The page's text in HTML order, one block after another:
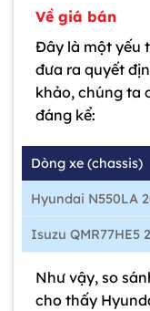
Về giá bán
Đây là một yếu
đưa ra quyết
khảo, chúng ta
đáng kể:
Dòng xe (chassis)
Hyundai N550LA
Isuzu QMR77HE5
Như vậy, so
cho thấy